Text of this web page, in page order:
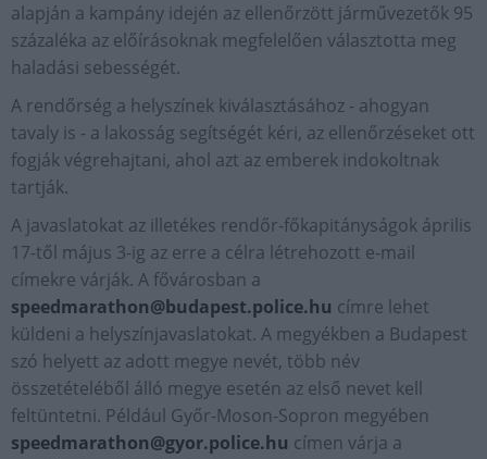
alapján a kampány idején az ellenőrzött járművezetők 95
százaléka az előírásoknak megfelelően választotta meg
haladási sebességét.
A rendőrség a helyszínek kiválasztásához - ahogyan
tavaly is - a lakosság segítségét kéri, az ellenőrzéseket ott
fogják végrehajtani, ahol azt az emberek indokoltnak
tartják.
A javaslatokat az illetékes rendőr-főkapitányságok április
17-től május 3-ig az erre a célra létrehozott e-mail
címekre várják. A fővárosban a
speedmarathon@budapest.police.hu címre lehet
küldeni a helyszínjavaslatokat. A megyékben a Budapest
szó helyett az adott megye nevét, több név
összetételéből álló megye esetén az első nevet kell
feltüntetni. Például Győr-Moson-Sopron megyében
speedmarathon@gyor.police.hu címen várja a